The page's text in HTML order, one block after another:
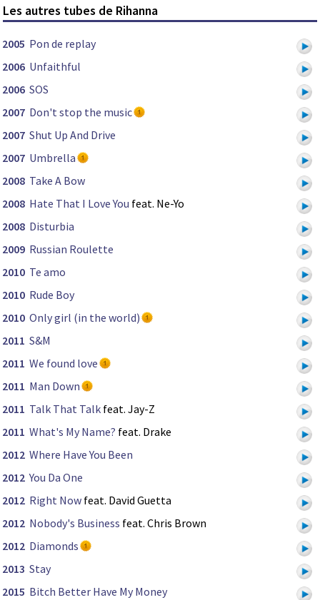
Les autres tubes de Rihanna
2005 Pon de replay
2006 Unfaithful
2006 SOS
2007 Don't stop the music
2007 Shut Up And Drive
2007 Umbrella
2008 Take A Bow
2008 Hate That I Love You feat. Ne-Yo
2008 Disturbia
2009 Russian Roulette
2010 Te amo
2010 Rude Boy
2010 Only girl (in the world)
2011 S&M
2011 We found love
2011 Man Down
2011 Talk That Talk feat. Jay-Z
2011 What's My Name? feat. Drake
2012 Where Have You Been
2012 You Da One
2012 Right Now feat. David Guetta
2012 Nobody's Business feat. Chris Brown
2012 Diamonds
2013 Stay
2015 Bitch Better Have My Money